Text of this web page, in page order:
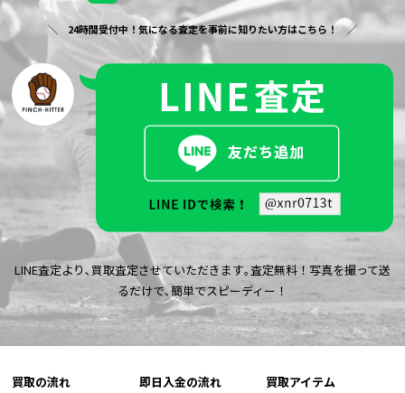
24時間受付中！気になる査定を事前に知りたい方はこちら！
LINE査定より､買取査定させていただきます｡査定無料！写真を撮って送
るだけで､簡単でスピーディー！
買取の流れ 即日入金の流れ 買取アイテム